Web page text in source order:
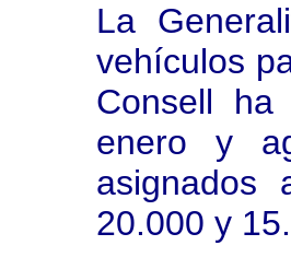
La
vehículos
Consell ha
enero y
asignados
20.000 y